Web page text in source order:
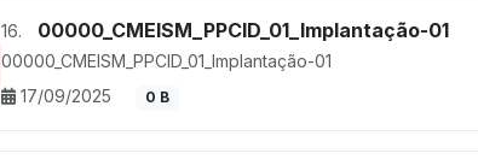
16. 00000_CMEISM_PPCID_01_Implantação-01
00000_CMEISM_PPCID_01_Implantação-01
17/09/2025
0 B